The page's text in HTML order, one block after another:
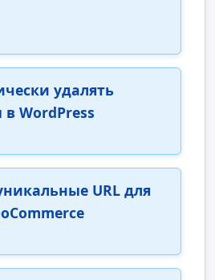
удалять
WordPress
URL для